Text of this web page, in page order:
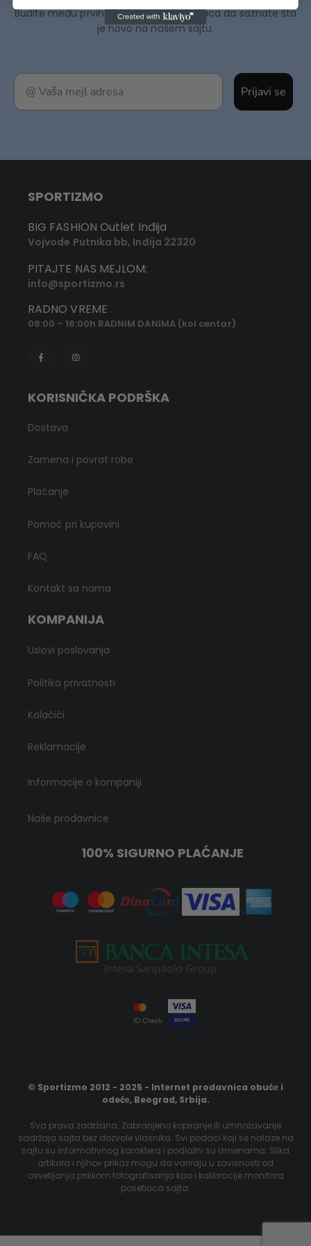
Prijavi se
Budite među prvih 75000+ Sportizmovaca da saznate šta
je novo na našem sajtu.
SPORTIZMO
BIG FASHION Outlet Inđija
Vojvode Putnika bb, Inđija 22320
PITAJTE NAS MEJLOM:
info@sportizmo.rs
RADNO VREME
08:00 - 16:00h RADNIM DANIMA (kol centar)
KORISNIČKA PODRŠKA
Dostava
Zamena i povrat robe
Plaćanje
Pomoć pri kupovini
FAQ
Kontakt sa nama
KOMPANIJA
Uslovi poslovanja
Politika privatnosti
Kolačići
Reklamacije
Informacije o kompaniji
Naše prodavnice
100% SIGURNO PLAĆANJE
© Sportizmo 2012 - 2025 - Internet prodavnica obućе i
odećе, Beograd, Srbija.
Sva prava zadržana. Zabranjeno kopiranje ili umnožavanje
sadržaja sajta bez dozvole vlasnika. Svi podaci koji se nalaze na
sajtu su informativnog karaktera i podložni su izmenama. Slika
artikala i njihov prikaz mogu da variraju u zavisnosti od
osvetljanja prilikom fotografisanja kao i kalibracije monitora
posetioca sajta.